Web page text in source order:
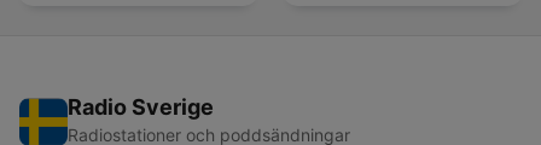
Radio Sverige
Radiostationer och poddsändningar